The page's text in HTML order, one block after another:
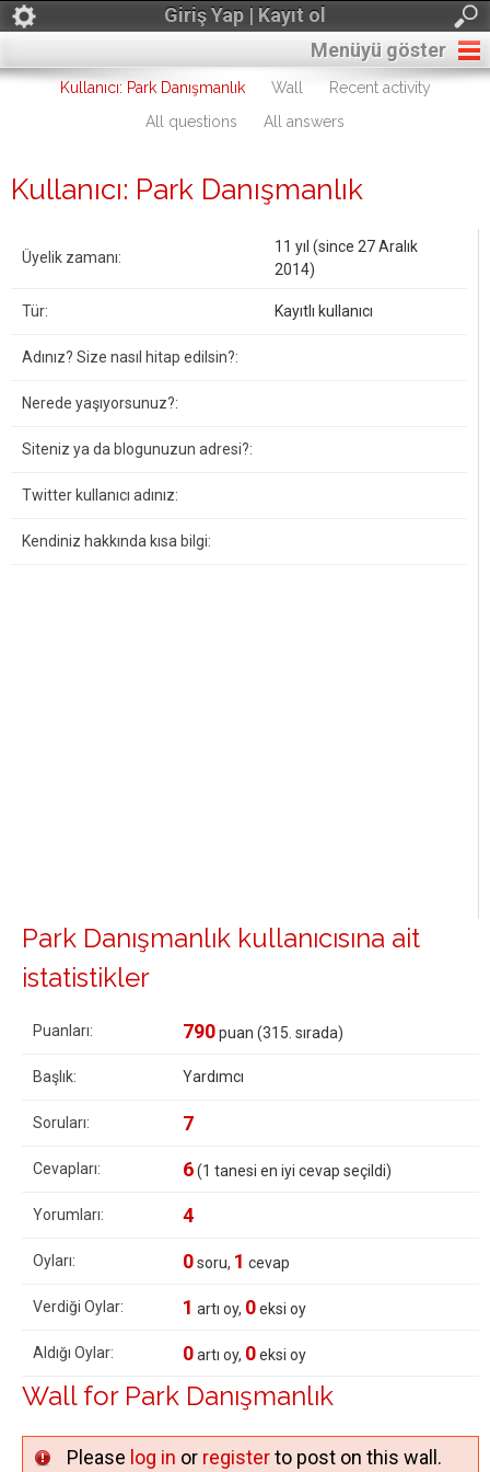
Giriş Yap | Kayıt ol
Menüyü göster
Kullanıcı: Park Danışmanlık Wall
Recent activity
All questions
All answers
Kullanıcı: Park Danışmanlık
Üyelik zamanı:
11 yıl (since 27 Aralık
2014)
Tür: Kayıtlı kullanıcı
Adınız? Size nasıl hitap edilsin?:
Nerede yaşıyorsunuz?:
Siteniz ya da blogunuzun adresi?:
Twitter kullanıcı adınız:
Kendiniz hakkında kısa bilgi:
Park Danışmanlık kullanıcısına ait
istatistikler
Puanları: 790puan (315 . sırada)
Başlık: Yardımcı
Soruları: 7
Cevapları: 6(1 tanesi en iyi cevap seçildi)
Yorumları: 4
Oyları: 0soru, 1 cevap
Verdiği Oylar: 1 artı oy, 0eksi oy
Aldığı Oylar: 0artı oy, 0eksi oy
Wall for Park Danışmanlık
Please log in or registerto post on this wall.